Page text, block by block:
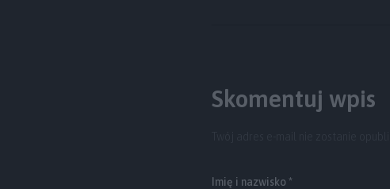
Skomentuj wpis
Imię i nazwisko *